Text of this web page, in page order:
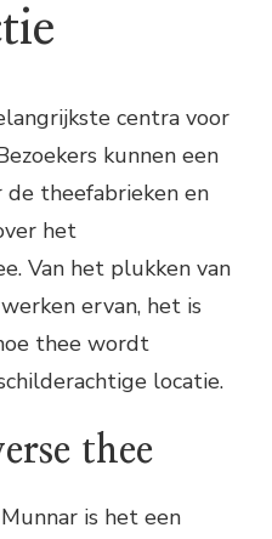
centra voor
kunnen een
theefabrieken en
het
Van het plukken van
ervan, het is
thee wordt
locatie.
thee
is het een